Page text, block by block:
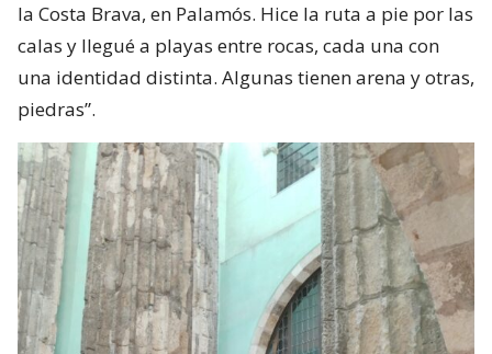
la Costa Brava, en Palamós. Hice la ruta a pie por las
calas y llegué a playas entre rocas, cada una con
una identidad distinta. Algunas tienen arena y otras,
piedras”.